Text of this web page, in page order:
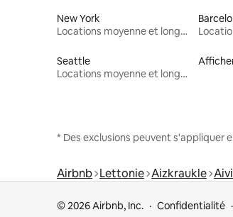
New York
Locations moyenne et longue durée
Seattle
Locations moyenne et longue durée
* Des exclusions peuvent s'appliquer
Airbnb Lettonie Aizkraukle
© 2026 Airbnb, Inc. Confidentialité